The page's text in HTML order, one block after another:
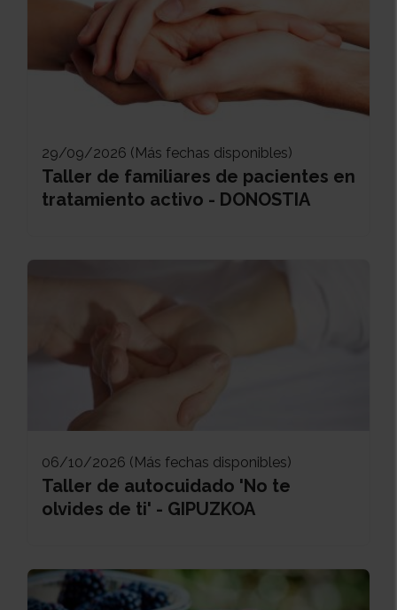
29/09/2026 (Más fechas disponibles)
Taller de familiares de pacientes en
tratamiento activo - DONOSTIA
06/10/2026 (Más fechas disponibles)
Taller de autocuidado 'No te
olvides de ti' - GIPUZKOA